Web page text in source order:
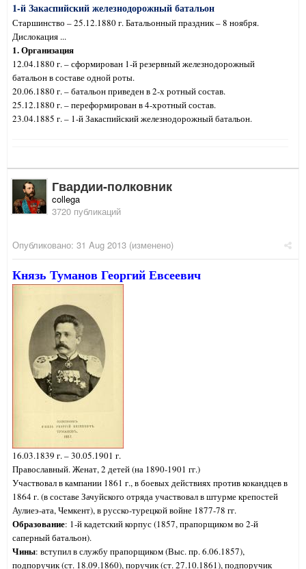
1-й Закаспийский железнодорожный батальон
Старшинство – 25.12.1880 г. Батальонный праздник – 8 ноября.
Дислокация ...
1. Организация
12.04.1880 г. – сформирован 1-й резервный железнодорожный
батальон в составе одной роты.
20.06.1880 г. – батальон приведен в 2-х ротный состав.
25.12.1880 г. – переформирован в 4-хротный состав.
23.04.1885 г. – 1-й Закаспийский железнодорожный батальон.
Гвардии-полковник
collega
3720 публикаций
Опубликовано: 31 Aug 2013 (изменено)
Князь Туманов Георгий Евсеевич
16.03.1839 г. – 30.05.1901 г.
Православный. Женат, 2 детей (на 1890-1901 гг.)
Участвовал в кампании 1861 г., в боевых действиях против кокандцев в
1864 г. (в составе Зачуйского отряда участвовал в штурме крепостей
Аулиеэ-ата, Чемкент), в русско-турецкой войне 1877-78 гг.
Образование: 1-й кадетский корпус (1857, прапорщиком во 2-й
саперный батальон).
Чины: вступил в службу прапорщиком (Выс. пр. 6.06.1857),
подпоручик (ст. 18.09.1860), поручик (ст. 27.10.1861), подпоручик